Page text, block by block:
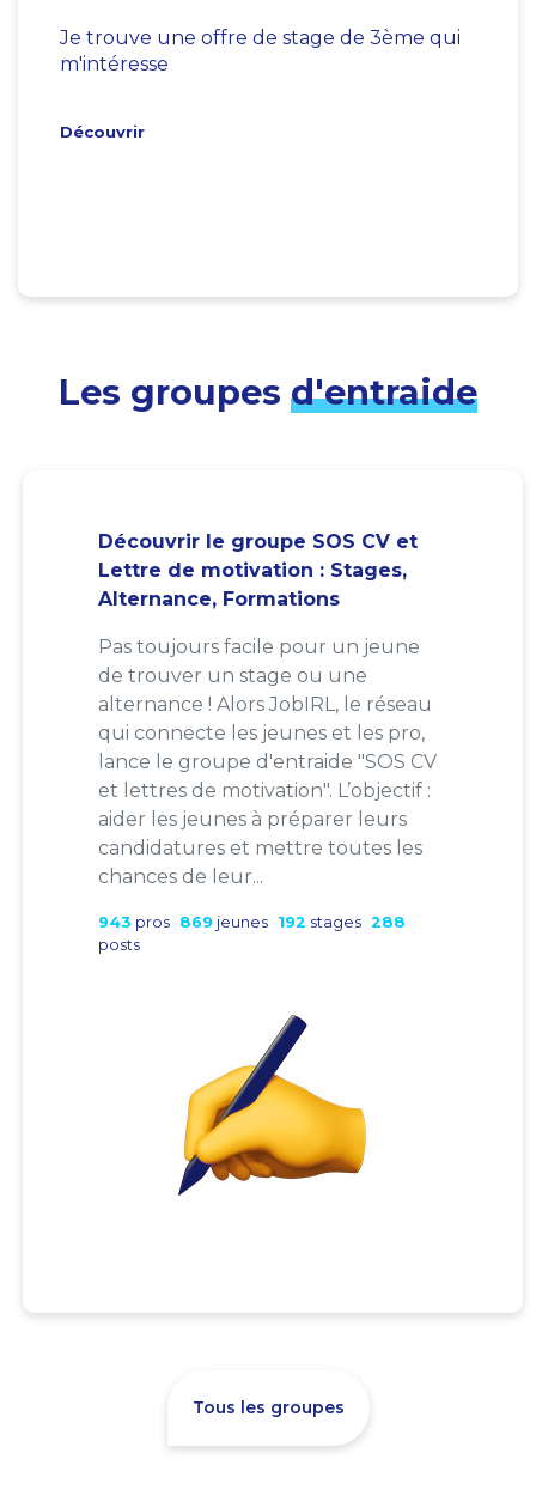
Je trouve une offre de stage de 3ème qui
m'intéresse
Découvrir
Les groupes d'entraide
Découvrir le groupe SOS CV et
Lettre de motivation : Stages,
Alternance, Formations
Pas toujours facile pour un jeune
de trouver un stage ou une
alternance ! Alors JobIRL, le réseau
qui connecte les jeunes et les pro,
lance le groupe d'entraide "SOS CV
et lettres de motivation". L’objectif :
aider les jeunes à préparer leurs
candidatures et mettre toutes les
chances de leur...
943 pros 869 jeunes 192 stages 288
posts
Tous les groupes